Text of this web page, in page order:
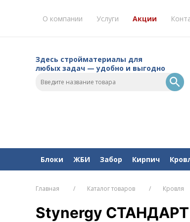
О компании Услуги Акции
Здесь стройматериалы для
любых задач — удобно и выгодно
Блоки ЖБИ Забор Кирпич
Главная Каталог товаров Кровля
Stynergy СТАНДАРТ